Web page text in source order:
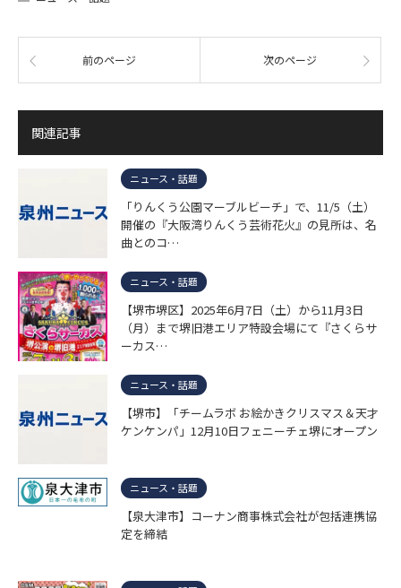
前のページ 次のページ
関連記事
ニュース・話題
「りんくう公園マーブルビーチ」で、11/5（土）
開催の『大阪湾りんくう芸術花火』の見所は、名
曲とのコ…
ニュース・話題
【堺市堺区】2025年6月7日（土）から11月3日
（月）まで堺旧港エリア特設会場にて『さくらサ
ーカス…
ニュース・話題
【堺市】「チームラボ お絵かきクリスマス＆天才
ケンケンパ」12月10日フェニーチェ堺にオープン
ニュース・話題
【泉大津市】コーナン商事株式会社が包括連携協
定を締結